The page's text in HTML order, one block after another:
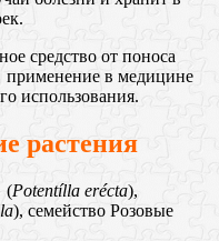
средство от поноса
применение в медицине
использования.
растения
(Potentílla erécta),
), семейство Розовые